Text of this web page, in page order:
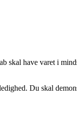
skal have varet i
Du skal